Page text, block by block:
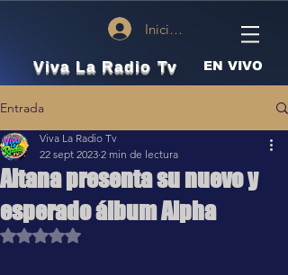
Iniciar sesión
Viva La Radio Tv EN VIVO
Entrada
Aitana presenta su nuevo y
esperado álbum Alpha
Viva La Radio Tv
22 sept 2023 2 min de lectura
Obtuvo NaN de 5 estrellas.